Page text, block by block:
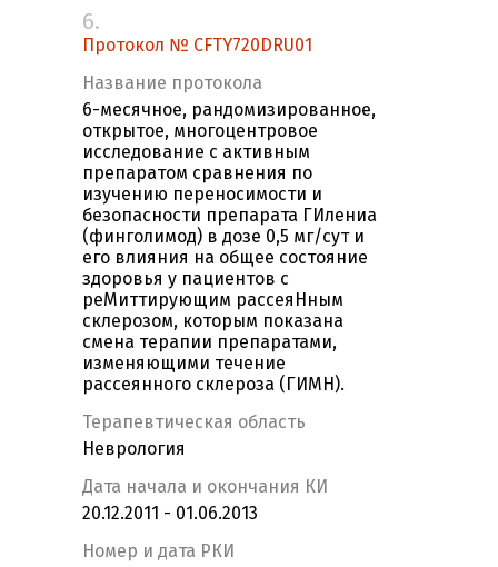
6.
Протокол № CFTY720DRU01
Название протокола
6-месячное, рандомизированное,
открытое, многоцентровое
исследование с активным
препаратом сравнения по
изучению переносимости и
безопасности препарата ГИлениа
(финголимод) в дозе 0,5 мг/сут и
его влияния на общее состояние
здоровья у пациентов с
реМиттирующим рассеяНным
склерозом, которым показана
смена терапии препаратами,
изменяющими течение
рассеянного склероза (ГИМН).
Терапевтическая область
Неврология
Дата начала и окончания КИ
20.12.2011 - 01.06.2013
Номер и дата РКИ